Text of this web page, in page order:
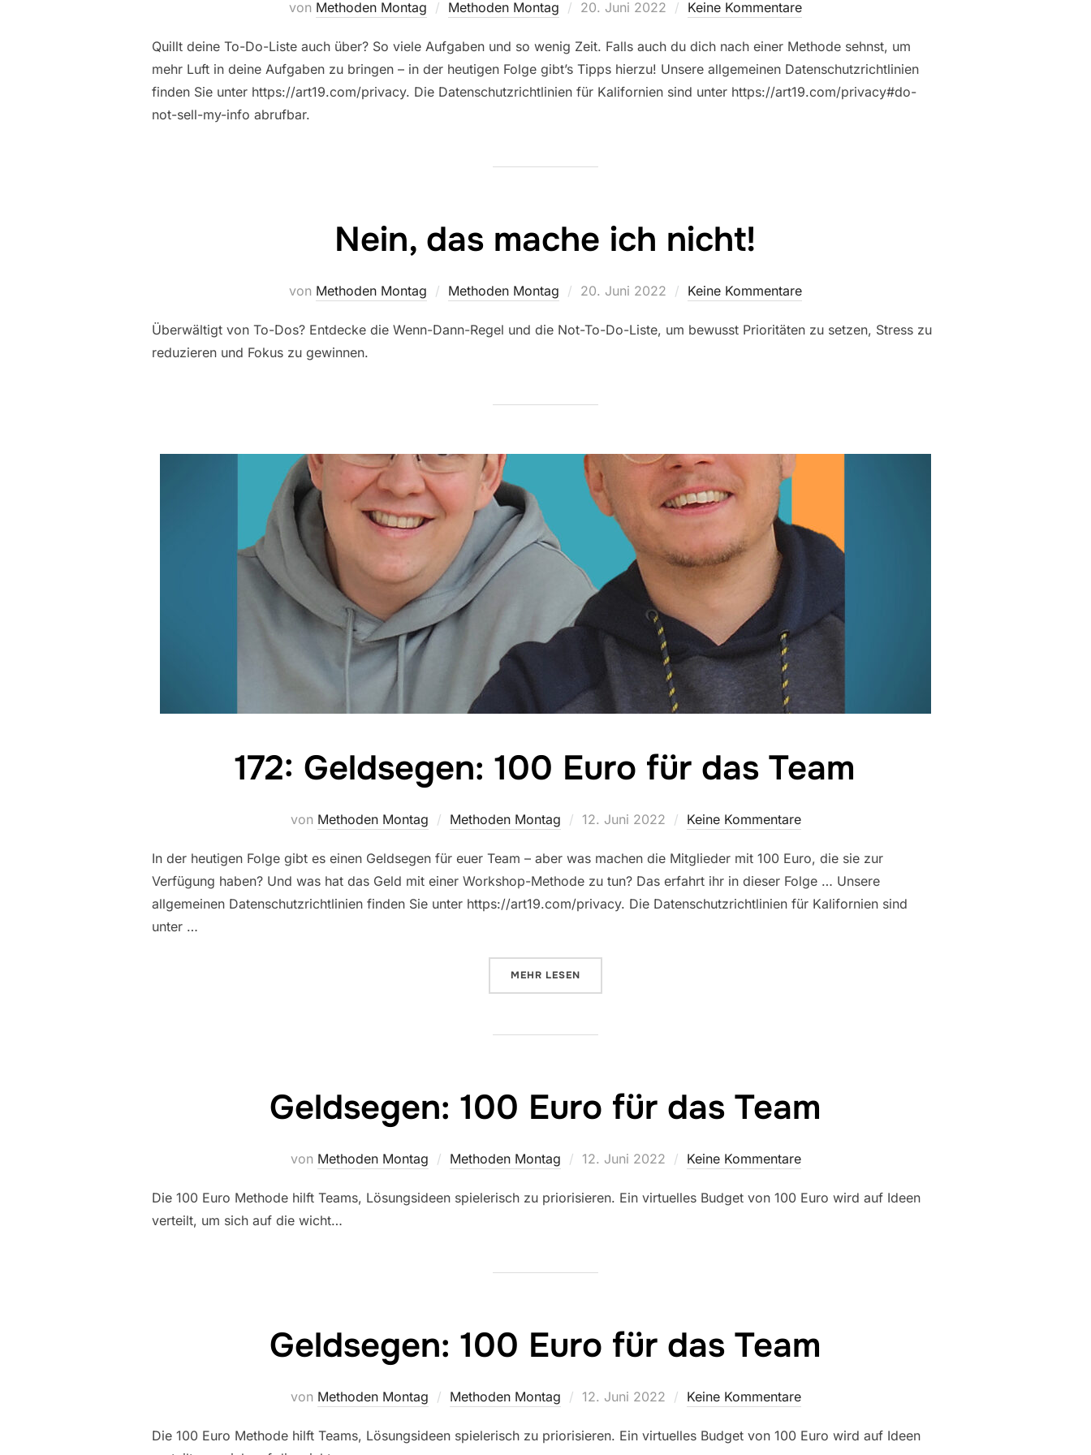
von Methoden Montag Methoden Montag
Veröffentlicht
20. Juni 2022 Keine Kommentare
Quillt deine To-Do-Liste auch über? So viele Aufgaben und so wenig Zeit. Falls auch du dich nach einer Methode sehnst, um
mehr Luft in deine Aufgaben zu bringen – in der heutigen Folge gibt’s Tipps hierzu! Unsere allgemeinen Datenschutzrichtlinien
finden Sie unter https://art19.com/privacy. Die Datenschutzrichtlinien für Kalifornien sind unter https://art19.com/privacy#do-
not-sell-my-info abrufbar.
Nein, das mache ich nicht!
von Methoden Montag Methoden Montag
Veröffentlicht
20. Juni 2022 Keine Kommentare
Überwältigt von To-Dos? Entdecke die Wenn-Dann-Regel und die Not-To-Do-Liste, um bewusst Prioritäten zu setzen, Stress zu
reduzieren und Fokus zu gewinnen.
172: Geldsegen: 100 Euro für das Team
von Methoden Montag Methoden Montag
Veröffentlicht
12. Juni 2022 Keine Kommentare
In der heutigen Folge gibt es einen Geldsegen für euer Team – aber was machen die Mitglieder mit 100 Euro, die sie zur
Verfügung haben? Und was hat das Geld mit einer Workshop-Methode zu tun? Das erfahrt ihr in dieser Folge … Unsere
allgemeinen Datenschutzrichtlinien finden Sie unter https://art19.com/privacy. Die Datenschutzrichtlinien für Kalifornien sind
unter …
MEHR ÜBER „172: GELDSEGEN: 100 EURO FÜR DAS TEAM“
LESEN
Geldsegen: 100 Euro für das Team
von Methoden Montag Methoden Montag
Veröffentlicht
12. Juni 2022 Keine Kommentare
Die 100 Euro Methode hilft Teams, Lösungsideen spielerisch zu priorisieren. Ein virtuelles Budget von 100 Euro wird auf Ideen
verteilt, um sich auf die wicht…
Geldsegen: 100 Euro für das Team
von Methoden Montag Methoden Montag
Veröffentlicht
12. Juni 2022 Keine Kommentare
Die 100 Euro Methode hilft Teams, Lösungsideen spielerisch zu priorisieren. Ein virtuelles Budget von 100 Euro wird auf Ideen